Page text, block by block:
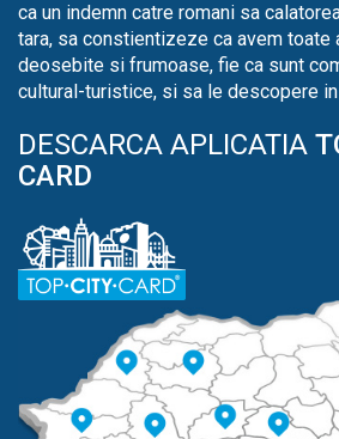
ca un indemn catre romani sa
tara, sa constientizeze ca avem toate
deosebite si frumoase, fie ca sunt
cultural-turistice, si sa le descopere
DESCARCA APLICATIA
CARD